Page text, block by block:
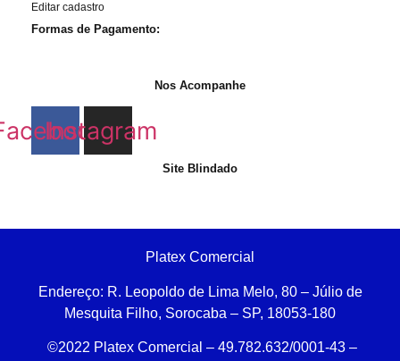
Editar cadastro
Formas de Pagamento:
Nos Acompanhe
Instagram
Site Blindado
Platex Comercial
Endereço: R. Leopoldo de Lima Melo, 80 – Júlio de
Mesquita Filho, Sorocaba – SP, 18053-180
©2022 Platex Comercial – 49.782.632/0001-43 –